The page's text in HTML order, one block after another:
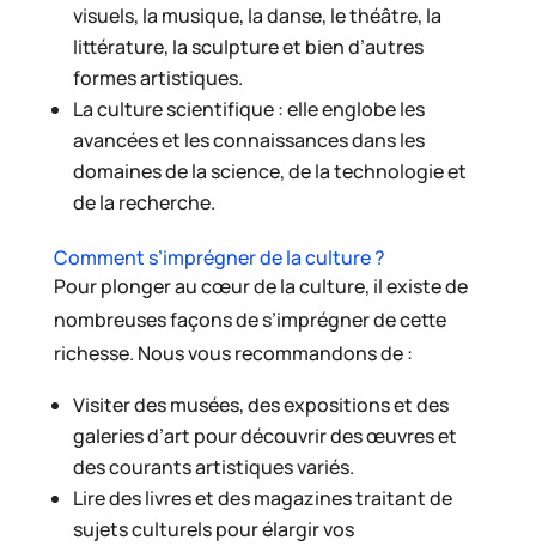
visuels, la musique, la danse, le théâtre, la
littérature, la sculpture et bien d’autres
formes artistiques.
La culture scientifique : elle englobe les
avancées et les connaissances dans les
domaines de la science, de la technologie et
de la recherche.
Comment s’imprégner de la culture ?
Pour plonger au cœur de la culture, il existe de
nombreuses façons de s’imprégner de cette
richesse. Nous vous recommandons de :
Visiter des musées, des expositions et des
galeries d’art pour découvrir des œuvres et
des courants artistiques variés.
Lire des livres et des magazines traitant de
sujets culturels pour élargir vos